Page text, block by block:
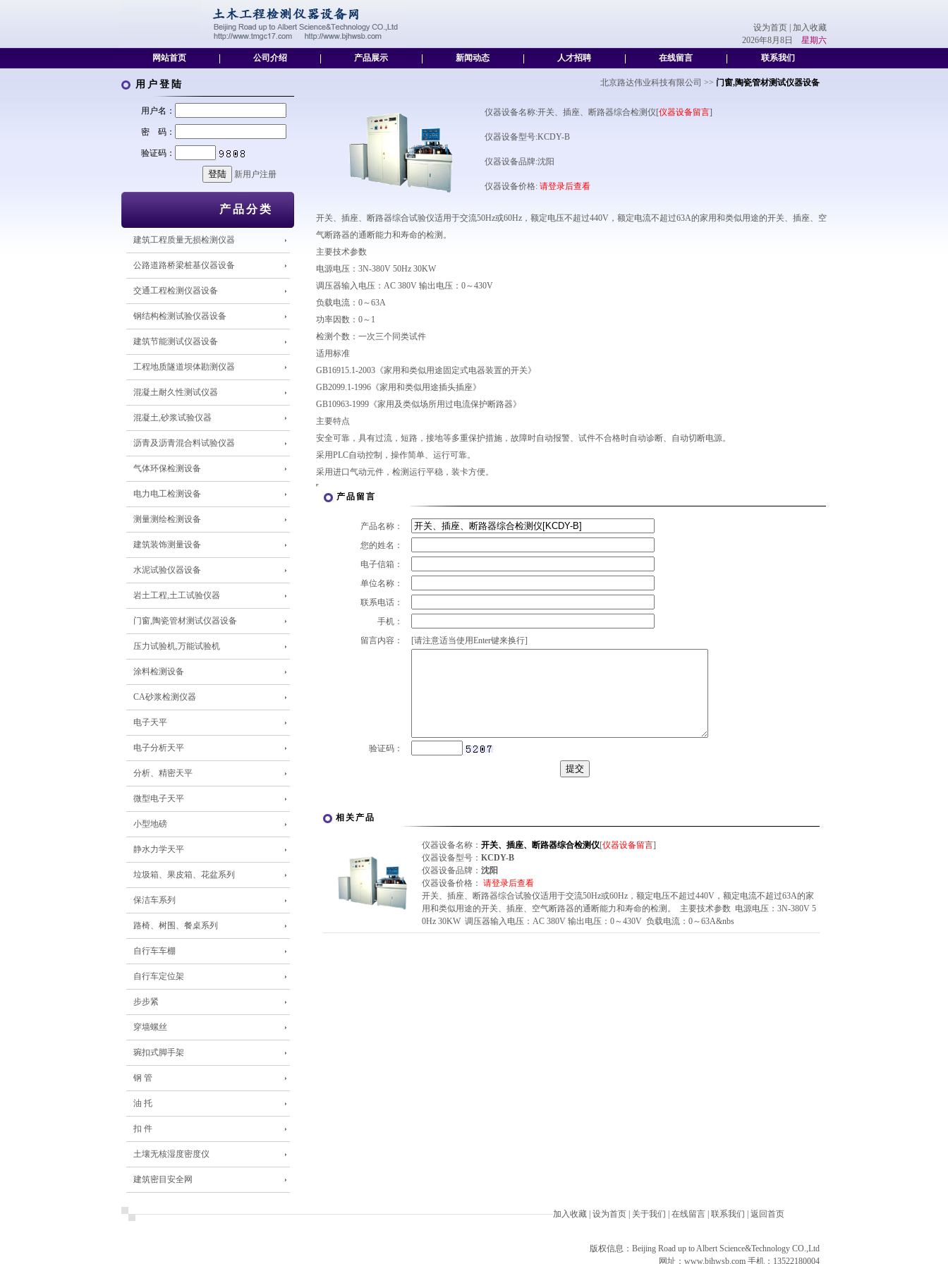
设为首页
加入收藏
2026年8月8日 星期六
网站首页
公司介绍 产品展示 新闻动态 人才招聘 在线留言 联系我们
用户登陆
用户名：
密 码：
验证码：
新用户注册
产品分类
建筑工程质量无损检测仪器
公路道路桥梁桩基仪器设备
交通工程检测仪器设备
钢结构检测试验仪器设备
建筑节能测试仪器设备
工程地质隧道坝体勘测仪器
混凝土耐久性测试仪器
混凝土,砂浆试验仪器
沥青及沥青混合料试验仪器
气体环保检测设备
电力电工检测设备
测量测绘检测设备
建筑装饰测量设备
水泥试验仪器设备
岩土工程,土工试验仪器
门窗,陶瓷管材测试仪器设备
压力试验机,万能试验机
涂料检测设备
CA砂浆检测仪器
电子天平
电子分析天平
分析、精密天平
微型电子天平
小型地磅
静水力学天平
垃圾箱、果皮箱、花盆系列
保洁车系列
路椅、树围、餐桌系列
自行车车棚
自行车定位架
步步紧
穿墙螺丝
琬扣式脚手架
钢 管
油 托
扣 件
土壤无核湿度密度仪
建筑密目安全网
北京路达伟业科技有限公司 >> 门窗,陶瓷管材测试仪器设备
仪器设备名称:开关、插座、断路器综合检测仪[仪器设备留言]
仪器设备型号:KCDY-B
仪器设备品牌:沈阳
仪器设备价格: 请登录后查看
开关、插座、断路器综合试验仪适用于交流50Hz或60Hz，额定电压不超过440V，额定电流不超过63A的家用和类似用途的开关、插座、空
气断路器的通断能力和寿命的检测。
主要技术参数
电源电压：3N-380V 50Hz 30KW
调压器输入电压：AC 380V 输出电压：0～430V
负载电流：0～63A
功率因数：0～1
检测个数：一次三个同类试件
适用标准
GB16915.1-2003《家用和类似用途固定式电器装置的开关》
GB2099.1-1996《家用和类似用途插头插座》
GB10963-1999《家用及类似场所用过电流保护断路器》
主要特点
安全可靠，具有过流，短路，接地等多重保护措施，故障时自动报警、试件不合格时自动诊断、自动切断电源。
采用PLC自动控制，操作简单、运行可靠。
采用进口气动元件，检测运行平稳，装卡方便。
产品留言
产品名称：
您的姓名：
电子信箱：
单位名称：
联系电话：
手机：
留言内容：
[请注意适当使用Enter键来换行]
验证码：
相关产品
仪器设备名称： 开关、插座、断路器综合检测仪[仪器设备留言]
仪器设备型号： KCDY-B
仪器设备品牌： 沈阳
仪器设备价格： 请登录后查看
开关、插座、断路器综合试验仪适用于交流50Hz或60Hz，额定电压不超过440V，额定电流不超过63A的家
用和类似用途的开关、插座、空气断路器的通断能力和寿命的检测。 主要技术参数 电源电压：3N-380V 5
0Hz 30KW 调压器输入电压：AC 380V 输出电压：0～430V 负载电流：0～63A&nbs
加入收藏 设为首页 关于我们 在线留言 联系我们 返回首页
版权信息：Beijing Road up to Albert Science&Technology CO.,Ltd
网址： www.bjhwsb.com 手机：13522180004